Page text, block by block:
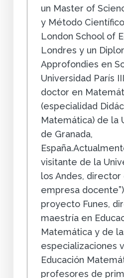
un Master of
y Método
London School of
Londres y un
Approfondies en
Universidad París
doctor en
(especialidad
Matemática) de la
de Granada,
visitante de la
los Andes, director
empresa
proyecto Funes,
maestría en
Matemática y de
especializaciones
Educación
profesores de